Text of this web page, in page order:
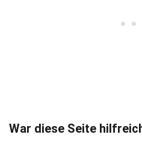
War diese Seite